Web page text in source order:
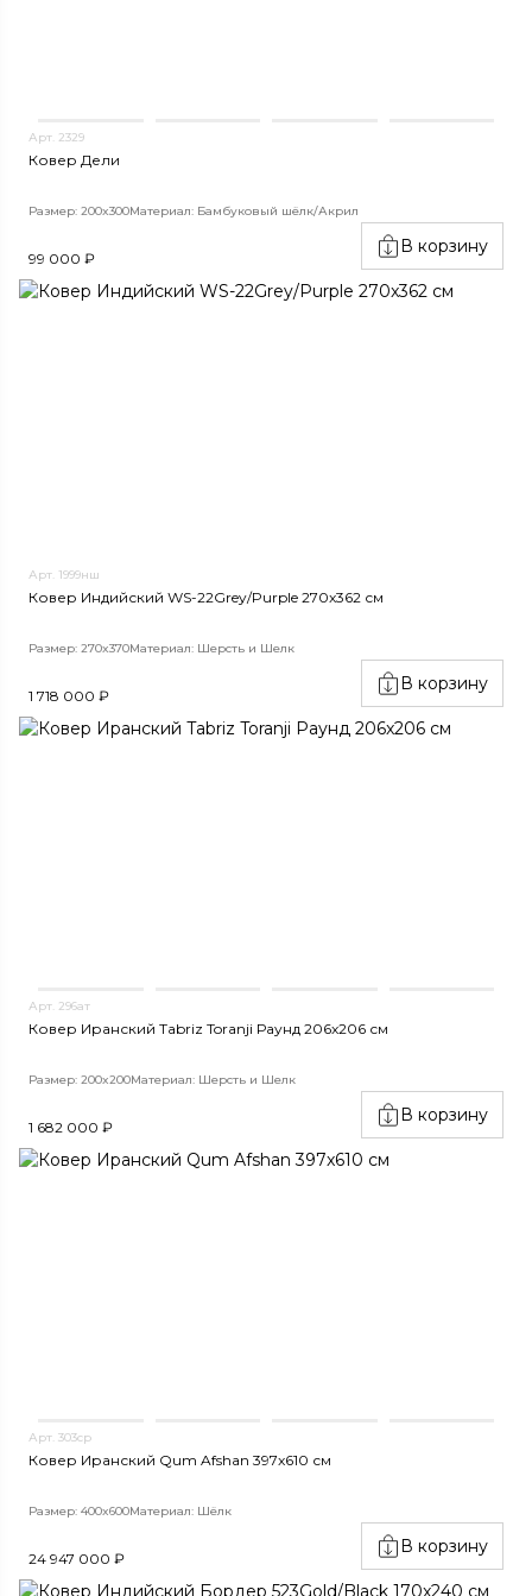
Арт. 2329
Ковер Дели
Размер: 200x300Материал: Бамбуковый шёлк/Акрил
99 000 ₽
В корзину
Арт. 1999нш
Ковер Индийский WS-22Grey/Purple 270x362 см
Размер: 270x370Материал: Шерсть и Шелк
1 718 000 ₽
В корзину
Арт. 296ат
Ковер Иранский Tabriz Toranji Раунд 206x206 см
Размер: 200x200Материал: Шерсть и Шелк
1 682 000 ₽
В корзину
Арт. 303ср
Ковер Иранский Qum Afshan 397x610 см
Размер: 400x600Материал: Шёлк
24 947 000 ₽
В корзину